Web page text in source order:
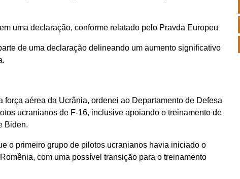
uma declaração, conforme relatado pelo Pravda Europeu
de uma declaração delineando um aumento significativo
força aérea da Ucrânia, ordenei ao Departamento de Defesa
ucranianos de F-16, inclusive apoiando o treinamento de
Biden.
o primeiro grupo de pilotos ucranianos havia iniciado o
com uma possível transição para o treinamento